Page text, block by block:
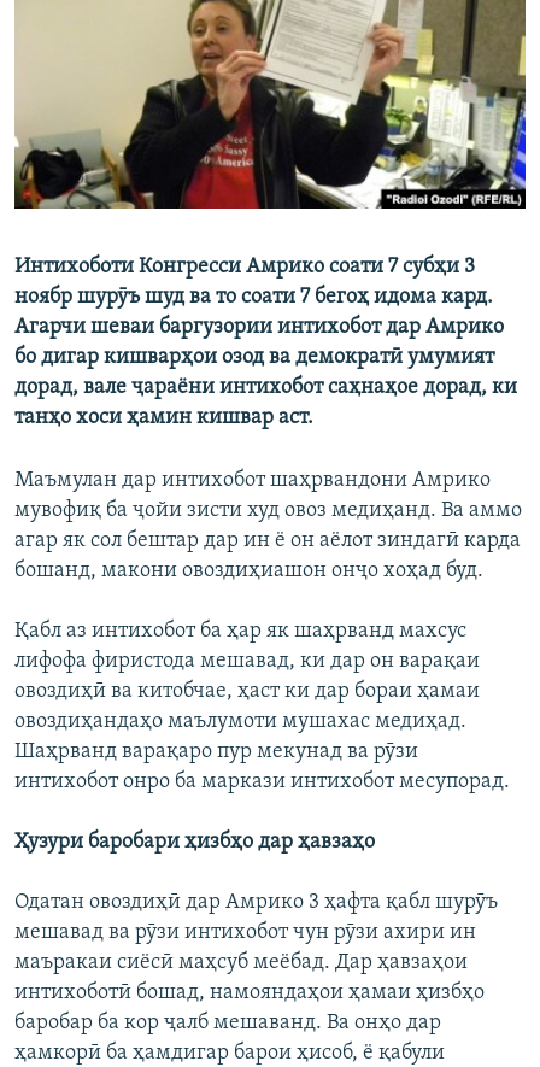
ГУЗОРИШҲОИ РАДИОӢ
ПАЙГИРӢ КУНЕД
Ҳамаи сомонаҳои RFE/RL
Интихоботи Конгресси Амрико соати 7 субҳи 3
ноябр шурӯъ шуд ва то соати 7 бегоҳ идома кард.
Агарчи шеваи баргузории интихобот дар Амрико
бо дигар кишварҳои озод ва демократӣ умумият
дорад, вале ҷараёни интихобот саҳнаҳое дорад, ки
танҳо хоси ҳамин кишвар аст.
Маъмулан дар интихобот шаҳрвандони Амрико
мувофиқ ба ҷойи зисти худ овоз медиҳанд. Ва аммо
агар як сол бештар дар ин ё он аёлот зиндагӣ карда
бошанд, макони овоздиҳиашон онҷо хоҳад буд.
Қабл аз интихобот ба ҳар як шаҳрванд махсус
лифофа фиристода мешавад, ки дар он варақаи
овоздиҳӣ ва китобчае, ҳаст ки дар бораи ҳамаи
овоздиҳандаҳо маълумоти мушахас медиҳад.
Шаҳрванд варақаро пур мекунад ва рӯзи
интихобот онро ба маркази интихобот месупорад.
Ҳузури баробари ҳизбҳо дар ҳавзаҳо
Одатан овоздиҳӣ дар Амрико 3 ҳафта қабл шурӯъ
мешавад ва рӯзи интихобот чун рӯзи ахири ин
маъракаи сиёсӣ маҳсуб меёбад. Дар ҳавзаҳои
интихоботӣ бошад, намояндаҳои ҳамаи ҳизбҳо
баробар ба кор ҷалб мешаванд. Ва онҳо дар
ҳамкорӣ ба ҳамдигар барои ҳисоб, ё қабули